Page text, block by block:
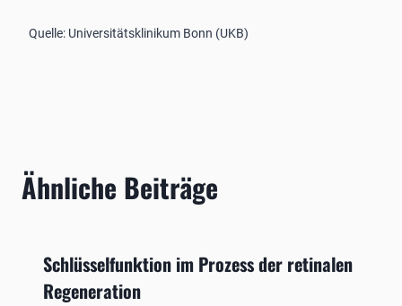
Quelle: Universitätsklinikum Bonn (UKB)
Ähnliche Beiträge
Schlüsselfunktion im Prozess der retinalen
Regeneration